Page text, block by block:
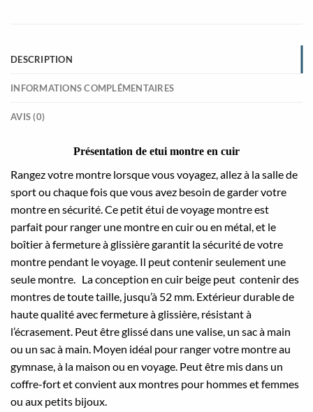
DESCRIPTION
INFORMATIONS COMPLÉMENTAIRES
AVIS (0)
Présentation de etui montre en cuir
Rangez votre montre lorsque vous voyagez, allez à la salle de
sport ou chaque fois que vous avez besoin de garder votre
montre en sécurité. Ce petit étui de voyage montre est
parfait pour ranger une montre en cuir ou en métal, et le
boîtier à fermeture à glissière garantit la sécurité de votre
montre pendant le voyage. Il peut contenir seulement une
seule montre. La conception en cuir beige peut contenir des
montres de toute taille, jusqu’à 52 mm. Extérieur durable de
haute qualité avec fermeture à glissière, résistant à
l’écrasement. Peut être glissé dans une valise, un sac à main
ou un sac à main. Moyen idéal pour ranger votre montre au
gymnase, à la maison ou en voyage. Peut être mis dans un
coffre-fort et convient aux montres pour hommes et femmes
ou aux petits bijoux.